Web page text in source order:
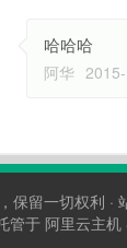
哈哈哈
阿华
保留一切权利 ·
管于 阿里云主机